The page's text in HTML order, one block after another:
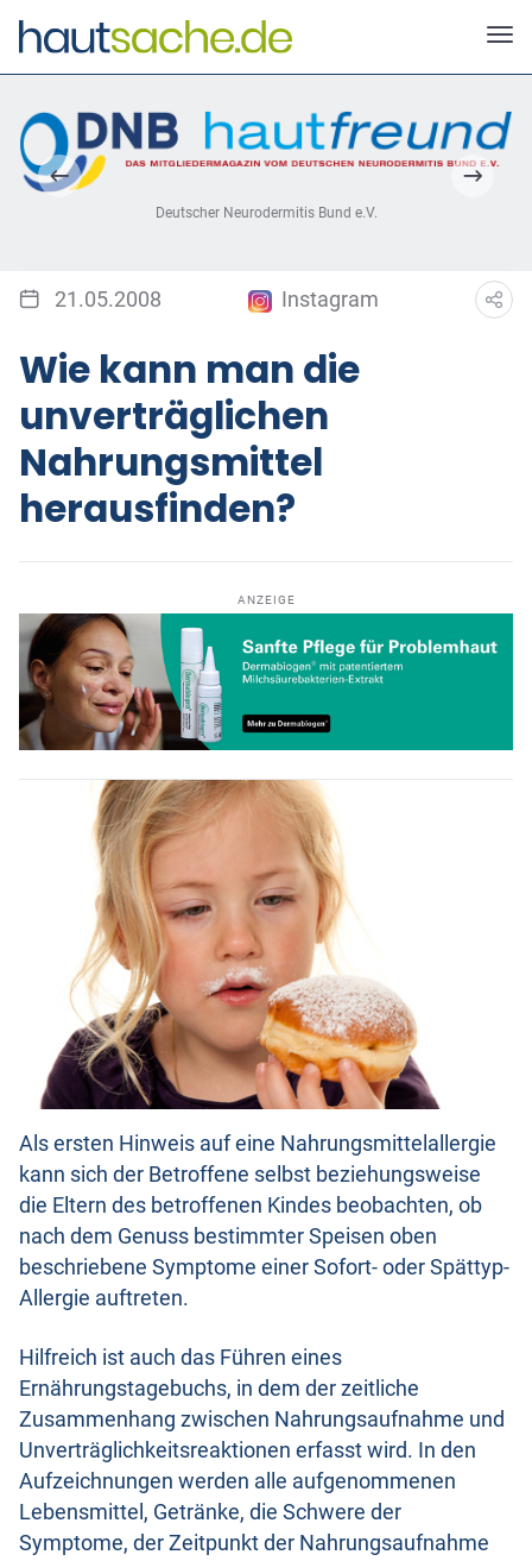
Deutscher Neurodermitis Bund e.V.
21.05.2008 Instagram
Wie kann man die
unverträglichen
Nahrungsmittel
herausfinden?
ANZEIGE
Als ersten Hinweis auf eine Nahrungsmittelallergie
kann sich der Betroffene selbst beziehungsweise
die Eltern des betroffenen Kindes beobachten, ob
nach dem Genuss bestimmter Speisen oben
beschriebene Symptome einer Sofort- oder Spättyp-
Allergie auftreten.
Hilfreich ist auch das Führen eines
Ernährungstagebuchs, in dem der zeitliche
Zusammenhang zwischen Nahrungsaufnahme und
Unverträglichkeitsreaktionen erfasst wird. In den
Aufzeichnungen werden alle aufgenommenen
Lebensmittel, Getränke, die Schwere der
Symptome, der Zeitpunkt der Nahrungsaufnahme